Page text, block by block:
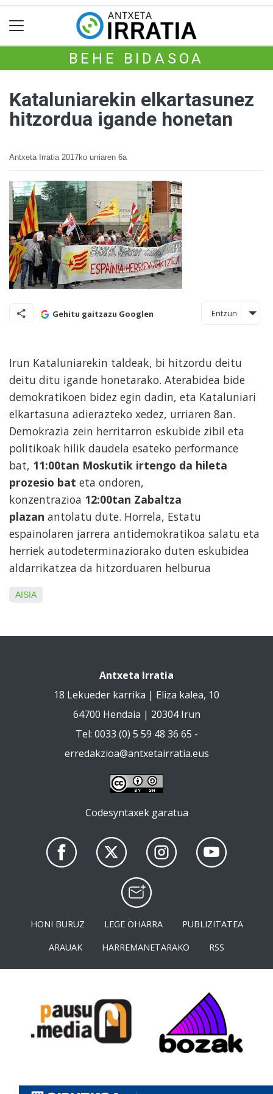
BEHE BIDASOA
Kataluniarekin elkartasunez
hitzordua igande honetan
Antxeta Irratia 2017ko urriaren 6a
Gehitu gaitzazu Googlen Entzun
Irun Kataluniarekin taldeak, bi hitzordu deitu
deitu ditu igande honetarako. Aterabidea bide
demokratikoen bidez egin dadin, eta Kataluniari
elkartasuna adierazteko xedez, urriaren 8an.
Demokrazia zein herritarron eskubide zibil eta
politikoak hilik daudela esateko performance
bat, 11:00tan Moskutik irtengo da hileta
prozesio bat eta ondoren,
konzentrazioa 12:00tan Zabaltza
plazan antolatu dute. Horrela, Estatu
espainolaren jarrera antidemokratikoa salatu eta
herriek autodeterminaziorako duten eskubidea
aldarrikatzea da hitzorduaren helburua
AISIA
Antxeta Irratia
18 Lekueder karrika | Eliza kalea, 10
64700 Hendaia | 20304 Irun
Tel: 0033 (0) 5 59 48 36 65 -
erredakzioa@antxetairratia.eus
Codesyntaxek garatua
HONI BURUZ LEGE OHARRA
PUBLIZITATEA
ARAUAK
HARREMANETARAKO RSS